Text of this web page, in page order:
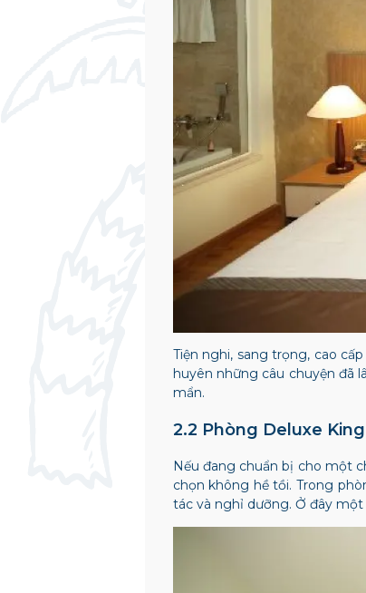
Tiện nghi, sang trọng, cao
huyên những câu chuyện đã
mẩn.
2.2 Phòng Deluxe King
Nếu đang chuẩn bị cho một
chọn không hề tồi. Trong
tác và nghỉ dưỡng. Ở đây